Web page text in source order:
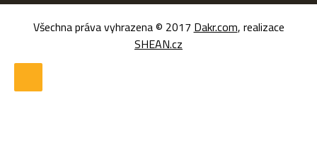
Všechna práva vyhrazena © 2017 Dakr.com, realizace
SHEAN.cz